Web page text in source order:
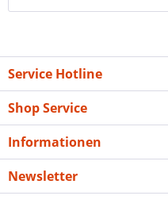
Service Hotline
Shop Service
Informationen
Newsletter